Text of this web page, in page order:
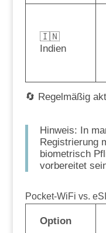
🇮🇳
Indien
🔄 Regelmäßig
Hinweis: In
Registrierung
biometrisch
vorbereitet
Pocket-WiFi vs.
Option